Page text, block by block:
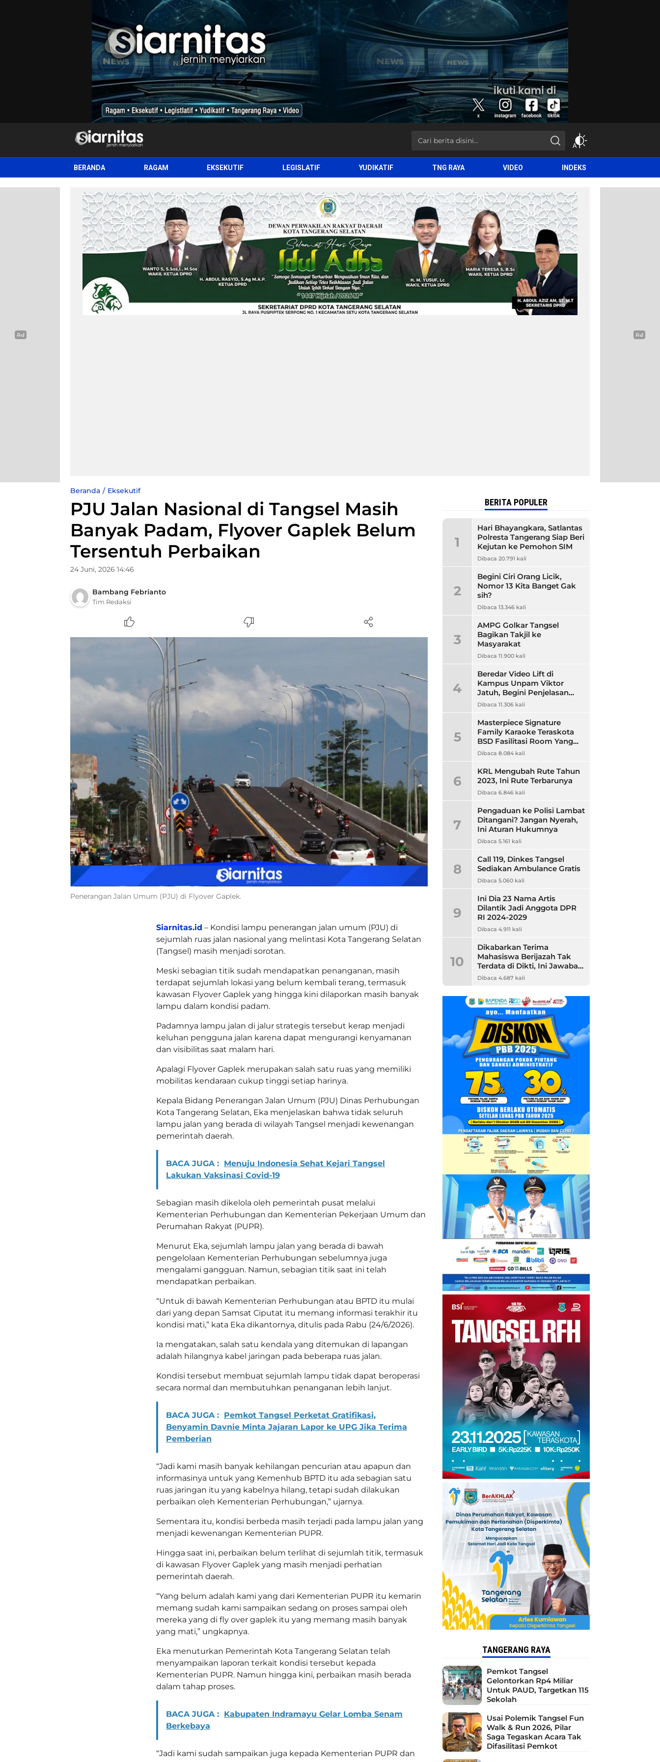
siarnitas
Jernih Menyiarkan
BERANDA RAGAM EKSEKUTIF LEGISLATIF YUDIKATIF TNG RAYA VIDEO INDEKS
Beranda Eksekutif
PJU Jalan Nasional di Tangsel Masih
Banyak Padam, Flyover Gaplek Belum
Tersentuh Perbaikan
24 Juni, 2026 14:46
Bambang Febrianto
Tim Redaksi
Penerangan Jalan Umum (PJU) di Flyover Gaplek.
Siarnitas.id – Kondisi lampu penerangan jalan umum (PJU) di
sejumlah ruas jalan nasional yang melintasi Kota Tangerang Selatan
(Tangsel) masih menjadi sorotan.
Meski sebagian titik sudah mendapatkan penanganan, masih
terdapat sejumlah lokasi yang belum kembali terang, termasuk
kawasan Flyover Gaplek yang hingga kini dilaporkan masih banyak
lampu dalam kondisi padam.
Padamnya lampu jalan di jalur strategis tersebut kerap menjadi
keluhan pengguna jalan karena dapat mengurangi kenyamanan
dan visibilitas saat malam hari.
Apalagi Flyover Gaplek merupakan salah satu ruas yang memiliki
mobilitas kendaraan cukup tinggi setiap harinya.
Kepala Bidang Penerangan Jalan Umum (PJU) Dinas Perhubungan
Kota Tangerang Selatan, Eka menjelaskan bahwa tidak seluruh
lampu jalan yang berada di wilayah Tangsel menjadi kewenangan
pemerintah daerah.
BACA JUGA : Menuju Indonesia Sehat Kejari Tangsel
Lakukan Vaksinasi Covid-19
Sebagian masih dikelola oleh pemerintah pusat melalui
Kementerian Perhubungan dan Kementerian Pekerjaan Umum dan
Perumahan Rakyat (PUPR).
Menurut Eka, sejumlah lampu jalan yang berada di bawah
pengelolaan Kementerian Perhubungan sebelumnya juga
mengalami gangguan. Namun, sebagian titik saat ini telah
mendapatkan perbaikan.
“Untuk di bawah Kementerian Perhubungan atau BPTD itu mulai
dari yang depan Samsat Ciputat itu memang informasi terakhir itu
kondisi mati,” kata Eka dikantornya, ditulis pada Rabu (24/6/2026).
Ia mengatakan, salah satu kendala yang ditemukan di lapangan
adalah hilangnya kabel jaringan pada beberapa ruas jalan.
Kondisi tersebut membuat sejumlah lampu tidak dapat beroperasi
secara normal dan membutuhkan penanganan lebih lanjut.
BACA JUGA : Pemkot Tangsel Perketat Gratifikasi,
Benyamin Davnie Minta Jajaran Lapor ke UPG Jika Terima
Pemberian
“Jadi kami masih banyak kehilangan pencurian atau apapun dan
informasinya untuk yang Kemenhub BPTD itu ada sebagian satu
ruas jaringan itu yang kabelnya hilang, tetapi sudah dilakukan
perbaikan oleh Kementerian Perhubungan,” ujarnya.
Sementara itu, kondisi berbeda masih terjadi pada lampu jalan yang
menjadi kewenangan Kementerian PUPR.
Hingga saat ini, perbaikan belum terlihat di sejumlah titik, termasuk
di kawasan Flyover Gaplek yang masih menjadi perhatian
pemerintah daerah.
“Yang belum adalah kami yang dari Kementerian PUPR itu kemarin
memang sudah kami sampaikan sedang on proses sampai oleh
mereka yang di fly over gaplek itu yang memang masih banyak
yang mati,” ungkapnya.
Eka menuturkan Pemerintah Kota Tangerang Selatan telah
menyampaikan laporan terkait kondisi tersebut kepada
Kementerian PUPR. Namun hingga kini, perbaikan masih berada
dalam tahap proses.
BACA JUGA : Kabupaten Indramayu Gelar Lomba Senam
Berkebaya
“Jadi kami sudah sampaikan juga kepada Kementerian PUPR dan
BERITA POPULER
1
Hari Bhayangkara, Satlantas
Polresta Tangerang Siap Beri
Kejutan ke Pemohon SIM
Dibaca 20.791 kali
2
Begini Ciri Orang Licik,
Nomor 13 Kita Banget Gak
sih?
Dibaca 13.346 kali
3
AMPG Golkar Tangsel
Bagikan Takjil ke
Masyarakat
Dibaca 11.900 kali
4
Beredar Video Lift di
Kampus Unpam Viktor
Jatuh, Begini Penjelasan
Rektor Unpam
Dibaca 11.306 kali
5
Masterpiece Signature
Family Karaoke Teraskota
BSD Fasilitasi Room Yang
Nyaman dan Harga
Dibaca 8.084 kali
6
KRL Mengubah Rute Tahun
2023, Ini Rute Terbarunya
Dibaca 6.846 kali
7
Pengaduan ke Polisi Lambat
Ditangani? Jangan Nyerah,
Ini Aturan Hukumnya
Dibaca 5.161 kali
8
Call 119, Dinkes Tangsel
Sediakan Ambulance Gratis
Dibaca 5.060 kali
9
Ini Dia 23 Nama Artis
Dilantik Jadi Anggota DPR
RI 2024-2029
Dibaca 4.911 kali
10
Dikabarkan Terima
Mahasiswa Berijazah Tak
Terdata di Dikti, Ini Jawaban
Unpam
Dibaca 4.687 kali
TANGERANG RAYA
Pemkot Tangsel
Gelontorkan Rp4 Miliar
Untuk PAUD, Targetkan 115
Sekolah
Usai Polemik Tangsel Fun
Walk & Run 2026, Pilar
Saga Tegaskan Acara Tak
Difasilitasi Pemkot